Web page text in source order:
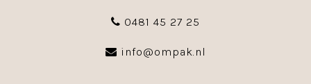
0481 45 27 25
info@ompak.nl